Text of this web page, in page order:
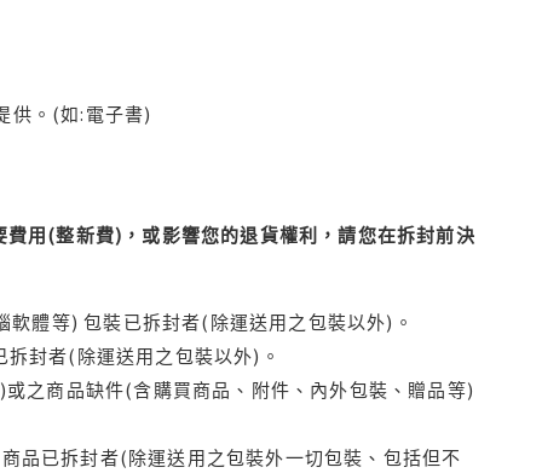
供。(如:電子書)
用(整新費)，或影響您的退貨權利，請您在拆封前決
體等) 包裝已拆封者(除運送用之包裝以外)。
封者(除運送用之包裝以外)。
之商品缺件(含購買商品、附件、內外包裝、贈品等)
品已拆封者(除運送用之包裝外一切包裝、包括但不